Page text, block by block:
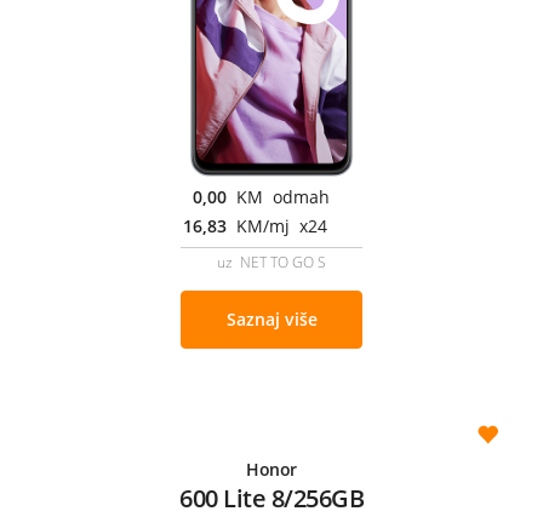
0,00 KM odmah
16,83 KM/mj x24
uz NET TO GO S
Saznaj više
Honor
600 Lite 8/256GB